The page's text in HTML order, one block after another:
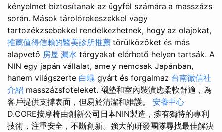
kényelmet biztosítanak az ügyfél számára a masszázs
során. Mások tárolórekeszekkel vagy
tartozékzsebekkel rendelkezhetnek, hogy az olajokat,
推薦值得信賴的醫美診所推薦 törülközőket és más
alapvető 房屋 漏水 tárgyakat elérhető helyen tartsák. A
NIN egy japán vállalat, amely nemcsak Japánban,
hanem világszerte 白蟻 gyárt és forgalmaz 台南徵信社
介紹 masszázsfoteleket. 襯墊和室內裝潢應柔軟舒適，為
客戶提供支撐表面，但易於清潔和維護。 安養中心
D.CORE按摩椅由創新公司日本NIN製造，擁有獨特的專利
技術，注重安全，不斷創新。強大的研發團隊尋找最佳解決